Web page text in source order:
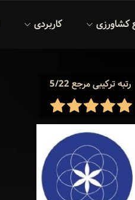
کشاورزی کاربردی
رتبه ترکیبی مرجع 5/22